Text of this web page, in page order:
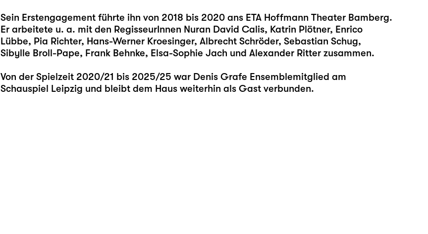
Sein Erstengagement führte ihn von 2018 bis 2020 ans ETA Hoffmann Theater Bamberg.
Er arbeitete u. a. mit den RegisseurInnen Nuran David Calis, Katrin Plötner, Enrico
Lübbe, Pia Richter, Hans-Werner Kroesinger, Albrecht Schröder, Sebastian Schug,
Sibylle Broll-Pape, Frank Behnke, Elsa-Sophie Jach und Alexander Ritter zusammen.
Von der Spielzeit 2020/21 bis 2025/25 war Denis Grafe Ensemblemitglied am
Schauspiel Leipzig und bleibt dem Haus weiterhin als Gast verbunden.